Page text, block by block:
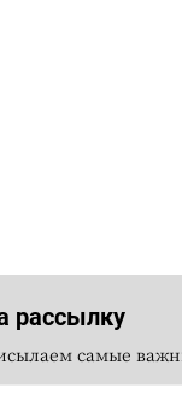
рассылку
самые